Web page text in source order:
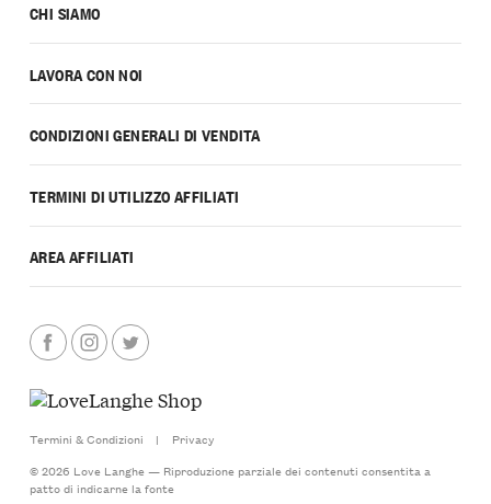
CHI SIAMO
LAVORA CON NOI
CONDIZIONI GENERALI DI VENDITA
TERMINI DI UTILIZZO AFFILIATI
AREA AFFILIATI
Termini & Condizioni |
Privacy
© 2026 Love Langhe — Riproduzione parziale dei contenuti consentita a
patto di indicarne la fonte